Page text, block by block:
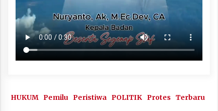
HUKUM Pemilu Peristiwa POLITIK Protes Terbaru